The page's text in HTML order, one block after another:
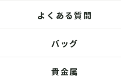
よくある質問
バッグ
貴金属